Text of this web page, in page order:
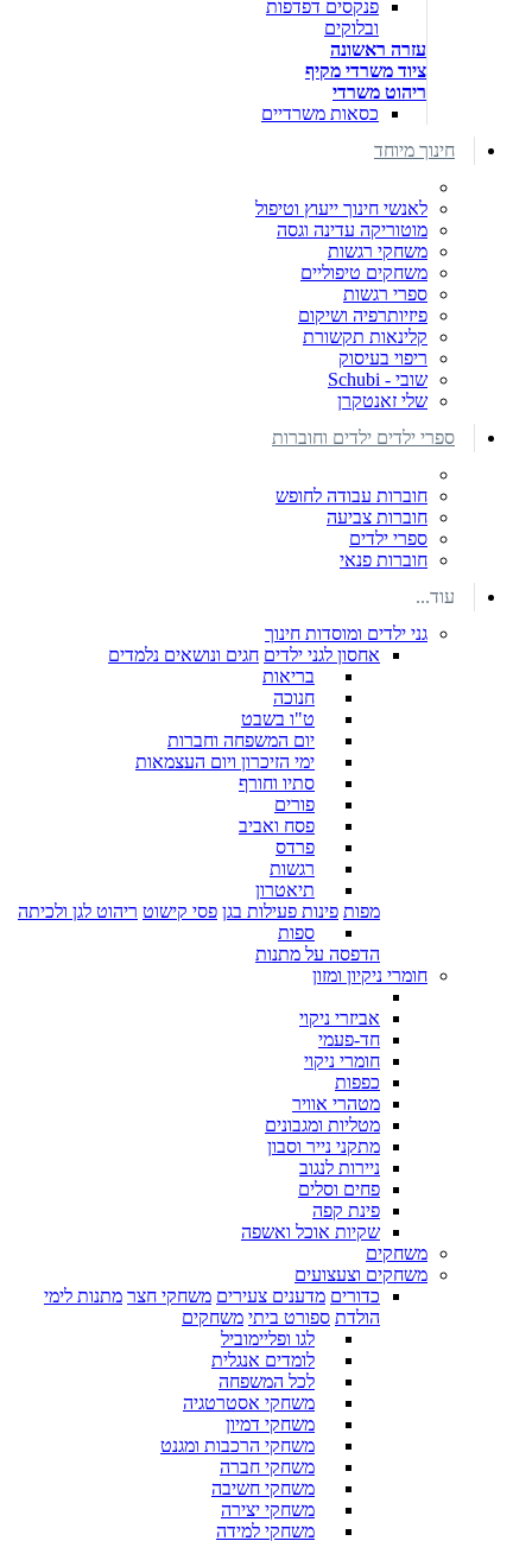
פנקסים דפדפות
ובלוקים
עזרה ראשונה
ציוד משרדי מקיף
ריהוט משרדי
כסאות משרדיים
חינוך מיוחד
לאנשי חינוך ייעוץ וטיפול
מוטוריקה עדינה וגסה
משחקי רגשות
משחקים טיפוליים
ספרי רגשות
פיזיותרפיה ושיקום
קלינאות תקשורת
ריפוי בעיסוק
שובי - Schubi
שלי זאנטקרן
ספרי ילדים ילדים וחוברות
חוברות עבודה לחופש
חוברות צביעה
ספרי ילדים
חוברות פנאי
עוד...
גני ילדים ומוסדות חינוך
אחסון לגני ילדים חגים ונושאים נלמדים
בריאות
חנוכה
ט"ו בשבט
יום המשפחה וחברות
ימי הזיכרון ויום העצמאות
סתיו וחורף
פורים
פסח ואביב
פרדס
רגשות
תיאטרון
מפות פינות פעילות בגן פסי קישוט ריהוט לגן ולכיתה
ספות
הדפסה על מתנות
חומרי ניקיון ומזון
אביזרי ניקוי
חד-פעמי
חומרי ניקוי
כפפות
מטהרי אוויר
מטליות ומגבונים
מתקני נייר וסבון
ניירות לנגוב
פחים וסלים
פינת קפה
שקיות אוכל ואשפה
משחקים
משחקים וצעצועים
כדורים מדענים צעירים משחקי חצר מתנות לימי
הולדת ספורט ביתי משחקים
לגו ופליימוביל
לומדים אנגלית
לכל המשפחה
משחקי אסטרטגיה
משחקי דמיון
משחקי הרכבות ומגנט
משחקי חברה
משחקי חשיבה
משחקי יצירה
משחקי למידה